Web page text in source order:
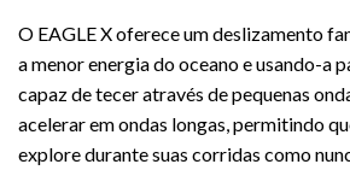
O EAGLE X oferece um deslizamento
a menor energia do oceano e usando-a
capaz de tecer através de pequenas
acelerar em ondas longas, permitindo
explore durante suas corridas como